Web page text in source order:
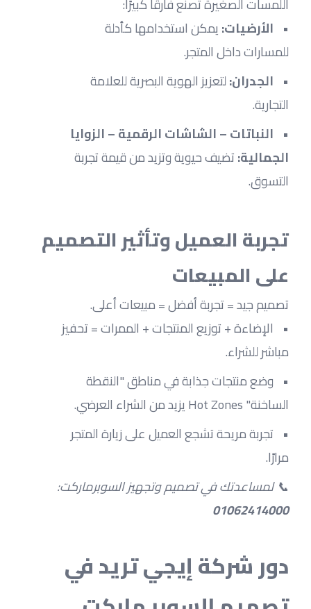
الأرضيات:
يمكن استخدامها كأدلة
للمسارات داخل المتجر.
الجدران:
لتعزيز الهوية البصرية للعلامة
التجارية.
الجمالية:
التسوق.
على المبيعات
تصميم جيد = تجربة أفضل = مبيعات أعلى.
الإضاءة + توزيع المنتجات + الممرات = تحفيز
مباشر للشراء.
وضع منتجات جذابة في مناطق "النقطة
الساخنة" Hot Zones يزيد من الشراء العرضي.
تجربة مريحة تشجع العميل على زيارة المتجر
مرارًا.
📞 لمساعدتك في تصميم وتجهيز السوبرماركت:
01062414000